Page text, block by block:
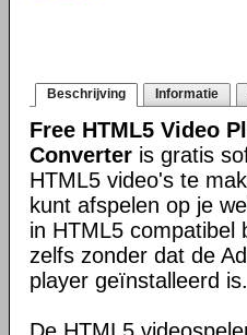
Beschrijving Informatie
Free HTML5 Video
Converter is gratis
HTML5 video's te
kunt afspelen op je
in HTML5 compatibel
zelfs zonder dat de
player geïnstalleerd is.